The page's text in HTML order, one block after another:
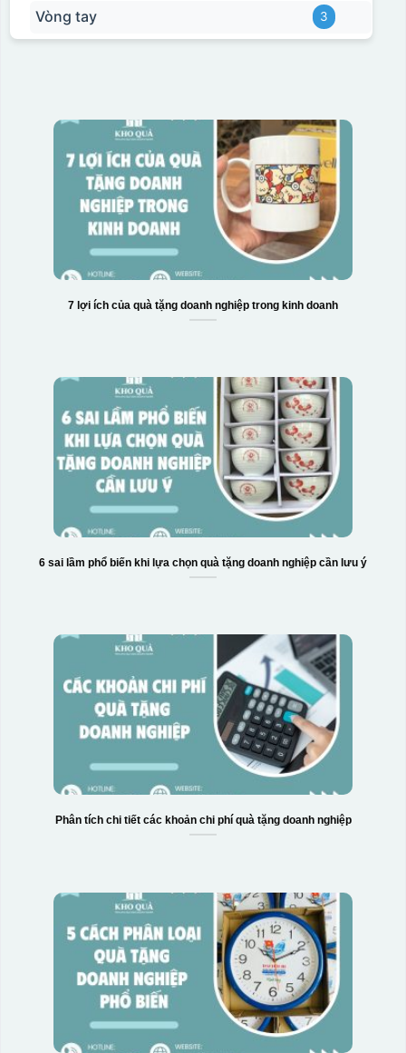
Vòng tay 3
7 lợi ích của quà tặng doanh nghiệp trong kinh doanh
6 sai lầm phổ biến khi lựa chọn quà tặng doanh nghiệp cần lưu ý
Phân tích chi tiết các khoản chi phí quà tặng doanh nghiệp